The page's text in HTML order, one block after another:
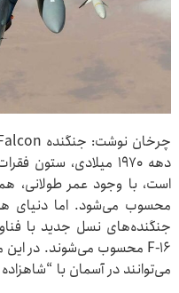
دهه ۱۹۷۰ میلادی،
است، با وجود عمر طولانی،
محسوب می‌شود. اما دنیای
جنگنده‌های نسل جدید با
می‌توانند در آسمان با